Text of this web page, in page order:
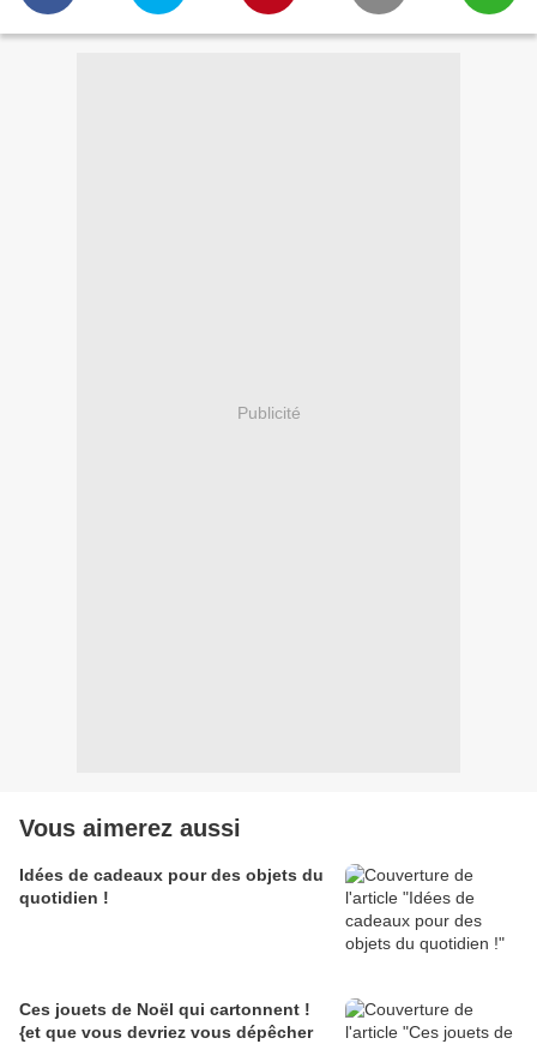
Publicité
Vous aimerez aussi
Idées de cadeaux pour des objets du
quotidien !
Ces jouets de Noël qui cartonnent !
{et que vous devriez vous dépêcher